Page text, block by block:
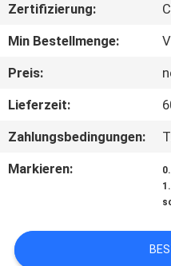
KONTAKT
UNS
NEUIGKEITEN
Zertifizierung:
Min Bestellmenge:
Preis:
Lieferzeit:
Zahlungsbedingungen:
Markieren: